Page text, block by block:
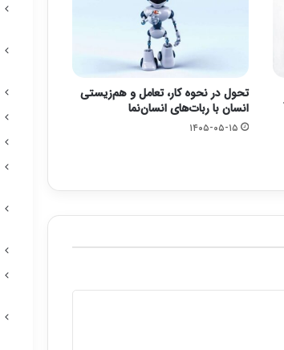
تحول در نحوه کار، تعامل و هم‌زیستی
انسان با ربات‌های انسان‌نما
۱۴۰۵-۰۵-۱۵